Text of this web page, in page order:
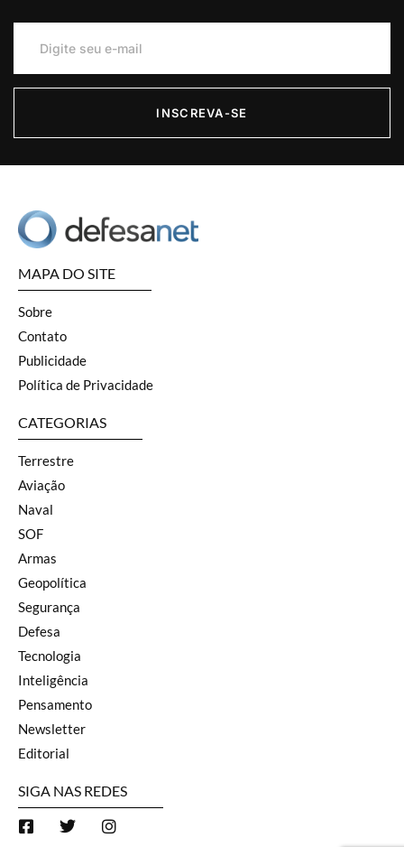
INSCREVA-SE
MAPA DO SITE
Sobre
Contato
Publicidade
Política de Privacidade
CATEGORIAS
Terrestre
Aviação
Naval
SOF
Armas
Geopolítica
Segurança
Defesa
Tecnologia
Inteligência
Pensamento
Newsletter
Editorial
SIGA NAS REDES